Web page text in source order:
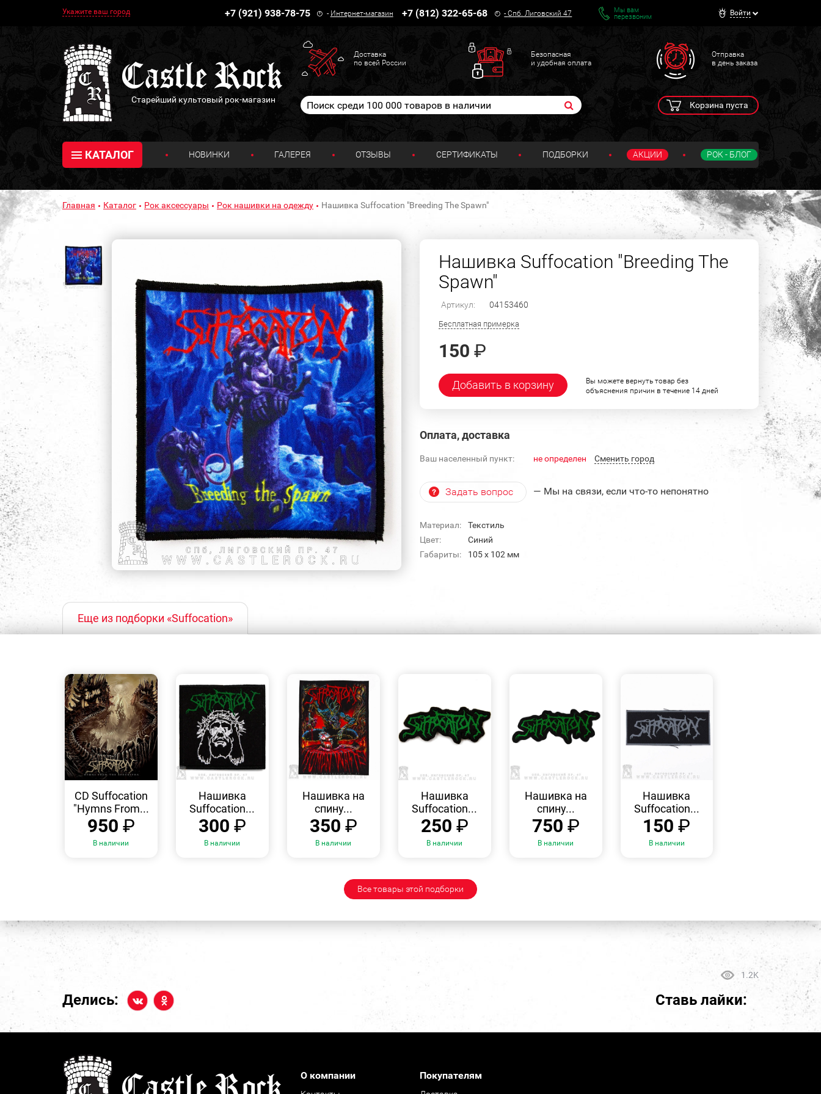
Укажите ваш город +7 (921) 938-78-75 - Интернет-магазин +7 (812) 322-65-68 -Спб. Лиговский 47
Мы вам
перезвоним
Войти
Старейший культовый рок-магазин
Доставка
по всей России
Безопасная
и удобная оплата
Отправка
в день заказа
Корзина пуста
КАТАЛОГ НОВИНКИ ГАЛЕРЕЯ ОТЗЫВЫ СЕРТИФИКАТЫ ПОДБОРКИ АКЦИИ РОК - БЛОГ
Главная Каталог Рок аксессуары Рок нашивки на одежду Нашивка Suffocation "Breeding The Spawn"
Нашивка Suffocation "Breeding The
Spawn"
Артикул: 04153460
Бесплатная примерка
150 ₽
Добавить в корзину
Вы можете вернуть товар без
объяснения причин в течение 14 дней
Оплата, доставка
Ваш населенный пункт: не определен Cменить город
Задать вопрос — Мы на связи, если что-то непонятно
Материал:
Текстиль
Цвет:
Синий
Габариты:
105 x 102 мм
Еще из подборки «Suffocation»
ПРОСМОТР
CD Suffocation
"Hymns From...
950 ₽
В наличии
Нашивка
Suffocation...
300 ₽
В наличии
Нашивка на
спину...
350 ₽
В наличии
Нашивка
Suffocation...
250 ₽
В наличии
Нашивка на
спину...
750 ₽
В наличии
Нашивка
Suffocation...
150₽
В наличии
Все товары этой подборки
1.2K
Делись: Ставь лайки:
О компании Покупателям